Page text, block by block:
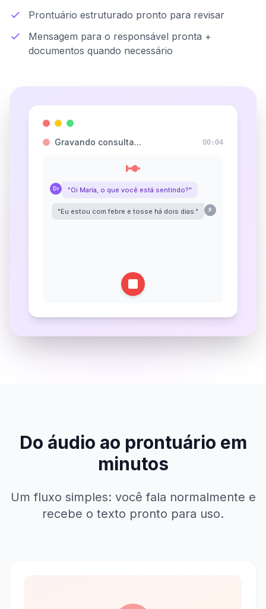
Prontuário estruturado pronto para revisar
Mensagem para o responsável pronta +
documentos quando necessário
Gravando consulta... 00:06
Dr "Oi Maria, o que você está sentindo?"
"Eu estou com febre e tosse há dois dias." P
Do áudio ao prontuário em
minutos
Um fluxo simples: você fala normalmente e
recebe o texto pronto para uso.